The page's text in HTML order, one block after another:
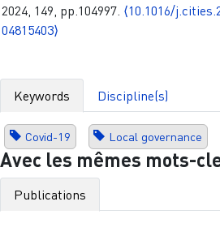
2024, 149, pp.104997. ⟨10.1016/
04815403⟩
Keywords Discipline(s)
Covid-19 Local governance
Avec les mêmes mots-
Publications